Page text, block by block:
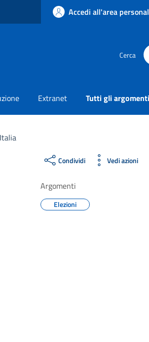
Accedi all'area
Cerca
Extranet Tutti gli
Condividi Vedi azioni
Argomenti
Elezioni